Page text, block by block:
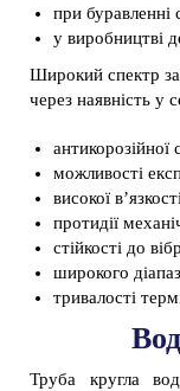
при буравленні
у виробництві
Широкий спектр
через наявність у
антикорозійної
можливості
високої
протидії
стійкості до
широкого
тривалості
Труба кругла